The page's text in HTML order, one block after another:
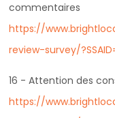
commentaires
https://
review-survey/
16 - Attention des
https://